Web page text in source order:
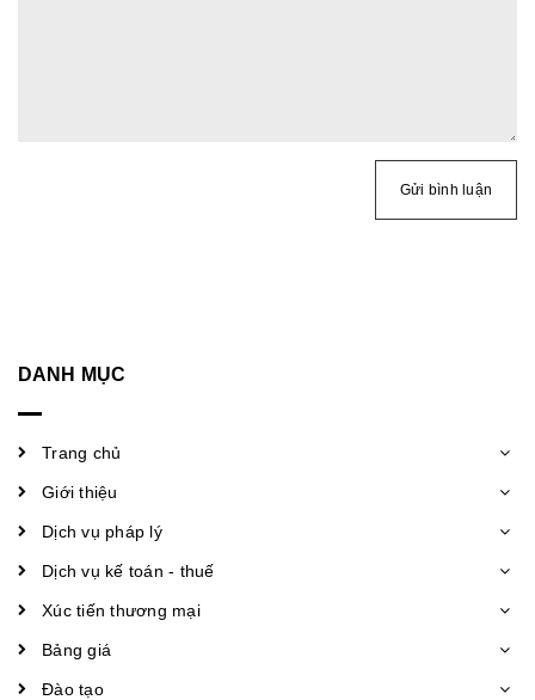
Gửi bình luận
DANH MỤC
Trang chủ
Giới thiệu
Dịch vụ pháp lý
Dịch vụ kế toán - thuế
Xúc tiến thương mại
Bảng giá
Đào tạo